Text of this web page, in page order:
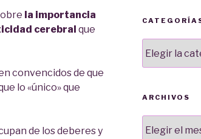
la importancia
cerebral que
convencidos de que
lo «único» que
de los deberes y
ARCHIVOS